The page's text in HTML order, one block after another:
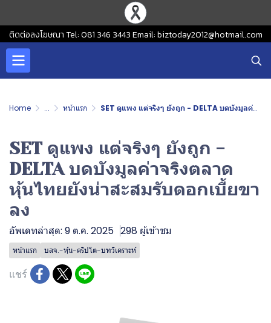
ติดต่อลงโฆษณา Tel: 081 346 3443 Email: biztoday2012@hotmail.com
Home ... หน้าแรก SET ดูแพง แต่จริงๆ ยังถูก - DELTA บดบังมูลค่าจริงตลาด หุ้นไทยยังน่าสะสมรับดอกเบี้ยขาลง
SET ดูแพง แต่จริงๆ ยังถูก -
DELTA บดบังมูลค่าจริงตลาด
หุ้นไทยยังน่าสะสมรับดอกเบี้ยขา
ลง
อัพเดทล่าสุด: 9 ต.ค. 2025 298 ผู้เข้าชม
หน้าแรก บลจ.-หุ้น-คริปโต-บทวิเคราะห์
แชร์